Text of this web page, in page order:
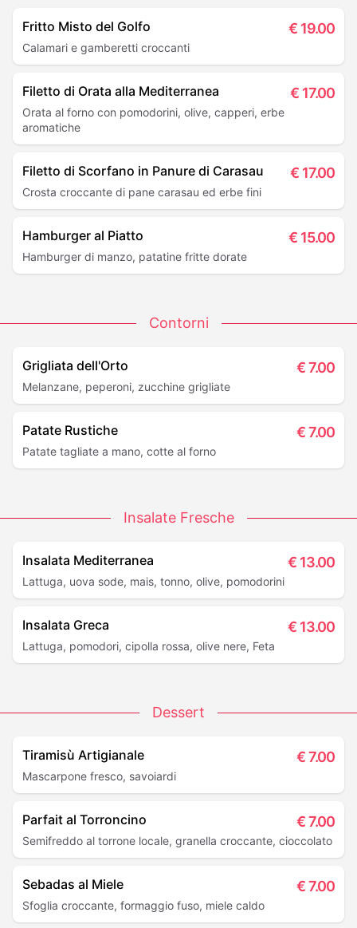
Fritto Misto del Golfo € 19.00
Calamari e gamberetti croccanti
Filetto di Orata alla Mediterranea € 17.00
Orata al forno con pomodorini, olive, capperi, erbe
aromatiche
Filetto di Scorfano in Panure di Carasau € 17.00
Crosta croccante di pane carasau ed erbe fini
Hamburger al Piatto € 15.00
Hamburger di manzo, patatine fritte dorate
Contorni
Grigliata dell'Orto €7.00
Melanzane, peperoni, zucchine grigliate
Patate Rustiche €7.00
Patate tagliate a mano, cotte al forno
Insalate Fresche
Insalata Mediterranea € 13.00
Lattuga, uova sode, mais, tonno, olive, pomodorini
Insalata Greca € 13.00
Lattuga, pomodori, cipolla rossa, olive nere, Feta
Dessert
Tiramisù Artigianale €7.00
Mascarpone fresco, savoiardi
Parfait al Torroncino €7.00
Semifreddo al torrone locale, granella croccante, cioccolato
Sebadas al Miele €7.00
Sfoglia croccante, formaggio fuso, miele caldo